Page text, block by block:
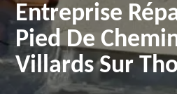
Entreprise
Pied De
Villards Sur